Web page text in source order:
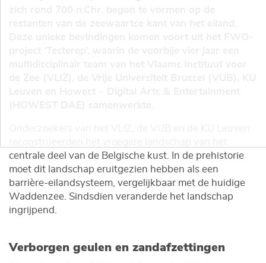
centrale deel van de Belgische kust. In de prehistorie
moet dit landschap eruitgezien hebben als een
barrière-eilandsysteem, vergelijkbaar met de huidige
Waddenzee. Sindsdien veranderde het landschap
ingrijpend.
Verborgen geulen en zandafzettingen